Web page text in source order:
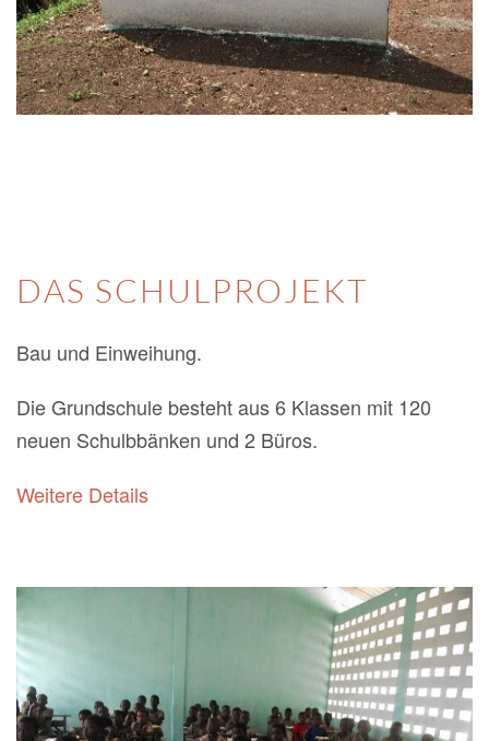
DAS SCHULPROJEKT
Bau und Einweihung.
Die Grundschule besteht aus 6 Klassen mit 120
neuen Schulbbänken und 2 Büros.
Weitere Details